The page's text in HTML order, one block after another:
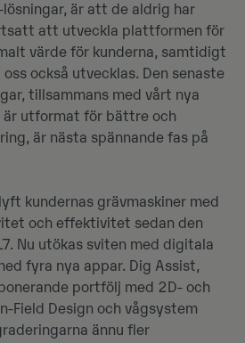
är att de aldrig har
att utveckla plattformen för
värde för kunderna, samtidigt
också utvecklas. Den senaste
tillsammans med vårt nya
utformat för bättre och
är nästa spännande fas på
kundernas grävmaskiner med
och effektivitet sedan den
Nu utökas sviten med digitala
fyra nya appar. Dig Assist,
portfölj med 2D- och
Field Design och vågsystem
ännu fler